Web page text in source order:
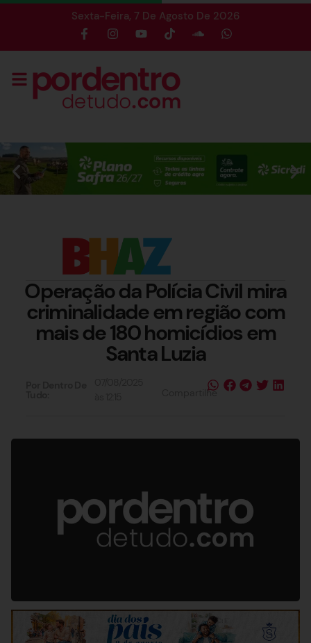
Sexta-Feira, 7 De Agosto De 2026
Operação da Polícia Civil mira
criminalidade em região com
mais de 180 homicídios em
Santa Luzia
Compartilhe